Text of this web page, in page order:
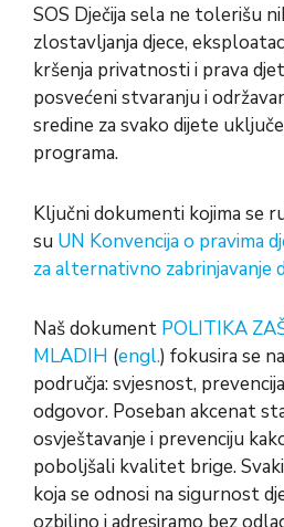
SOS Dječija sela ne tolerišu
zlostavljanja djece,
kršenja privatnosti i prava
posvećeni stvaranju i
sredine za svako dijete
programa.
Ključni dokumenti kojima se
su UN Konvencija o pravima
za alternativno zabrinjavanje
Naš dokument POLITIKA
MLADIH (engl.) fokusira se
područja: svjesnost,
odgovor. Poseban akcenat
osvještavanje i prevenciju
poboljšali kvalitet brige.
koja se odnosi na sigurnost